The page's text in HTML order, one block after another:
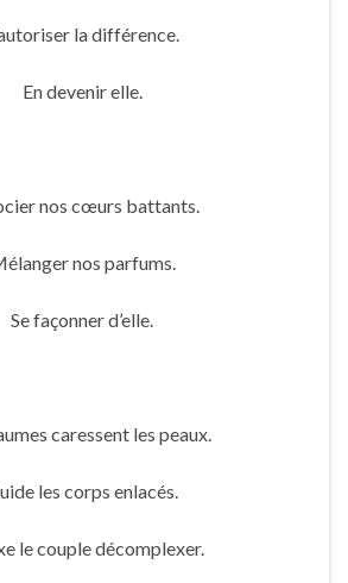
la différence.
En devenir elle.
nos cœurs battants.
nos parfums.
Se façonner d’elle.
caressent les peaux.
les corps enlacés.
le couple décomplexer.